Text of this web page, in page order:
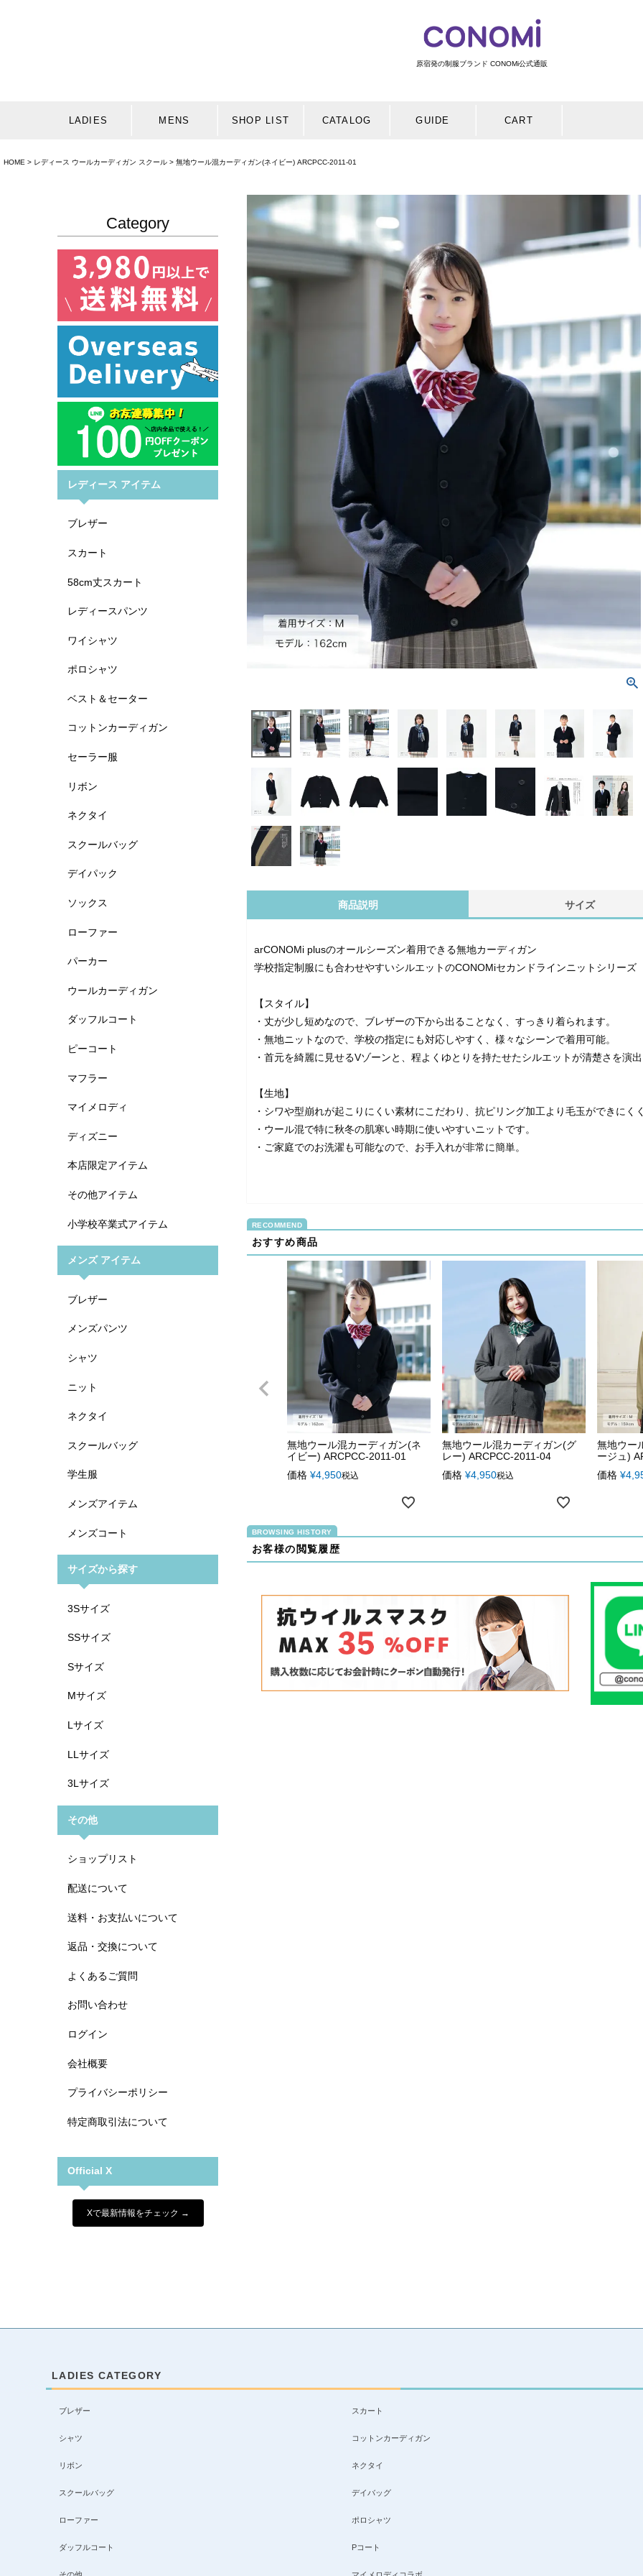
原宿発の制服ブランド CONOMi公式通販
LADIES MENS SHOP LIST CATALOG GUIDE CART
HOME レディース ウールカーディガン スクール 無地ウール混カーディガン(ネイビー) ARCPCC-2011-01
Category
レディース アイテム
ブレザー
スカート
58cm丈スカート
レディースパンツ
ワイシャツ
ポロシャツ
ベスト＆セーター
コットンカーディガン
セーラー服
リボン
ネクタイ
スクールバッグ
デイパック
ソックス
ローファー
パーカー
ウールカーディガン
ダッフルコート
ピーコート
マフラー
マイメロディ
ディズニー
本店限定アイテム
その他アイテム
小学校卒業式アイテム
メンズ アイテム
ブレザー
メンズパンツ
シャツ
ニット
ネクタイ
スクールバッグ
学生服
メンズアイテム
メンズコート
サイズから探す
3Sサイズ
SSサイズ
Sサイズ
Mサイズ
Lサイズ
LLサイズ
3Lサイズ
その他
ショップリスト
配送について
送料・お支払いについて
返品・交換について
よくあるご質問
お問い合わせ
ログイン
会社概要
プライバシーポリシー
特定商取引法について
Official X
Xで最新情報をチェック →
商品説明 サイズ
arCONOMi plusのオールシーズン着用できる無地カーディガン
学校指定制服にも合わせやすいシルエットのCONOMiセカンドラインニットシリーズ
【スタイル】
・丈が少し短めなので、ブレザーの下から出ることなく、すっきり着られます。
・無地ニットなので、学校の指定にも対応しやすく、様々なシーンで着用可能。
・首元を綺麗に見せるVゾーンと、程よくゆとりを持たせたシルエットが清楚さを演
【生地】
・シワや型崩れが起こりにくい素材にこだわり、抗ピリング加工より毛玉ができにく
・ウール混で特に秋冬の肌寒い時期に使いやすいニットです。
・ご家庭でのお洗濯も可能なので、お手入れが非常に簡単。
おすすめ商品
無地ウール混カーディガン(ネ
イビー) ARCPCC-2011-01
価格 ¥4,950税込
無地ウール混カーディガン(グ
レー) ARCPCC-2011-04
価格 ¥4,950税込
無地ウー
ージュ)
価格 ¥
お客様の閲覧履歴
LADIES CATEGORY
ブレザー スカート
シャツ コットンカーディガン
リボン ネクタイ
スクールバッグ デイバッグ
ローファー ポロシャツ
ダッフルコート Pコート